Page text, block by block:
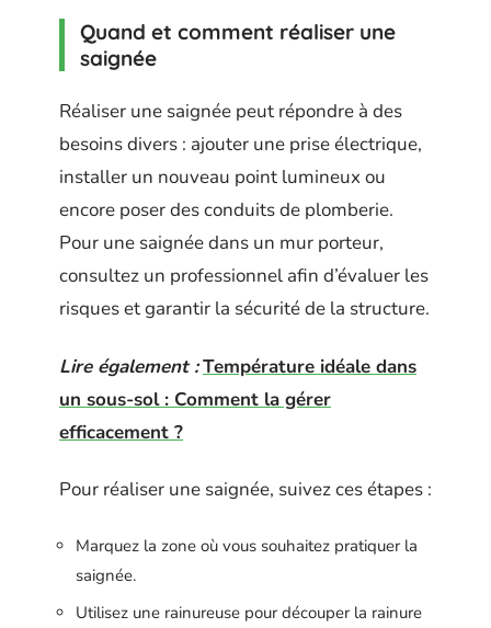
Quand et comment réaliser une
saignée
Réaliser une saignée peut répondre à des
besoins divers : ajouter une prise électrique,
installer un nouveau point lumineux ou
encore poser des conduits de plomberie.
Pour une saignée dans un mur porteur,
consultez un professionnel afin d’évaluer les
risques et garantir la sécurité de la structure.
Lire également :Température idéale dans
un sous-sol : Comment la gérer
efficacement ?
Pour réaliser une saignée, suivez ces étapes :
Marquez la zone où vous souhaitez pratiquer la
saignée.
Utilisez une rainureuse pour découper la rainure